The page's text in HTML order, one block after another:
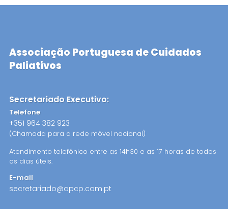
Associação Portuguesa de Cuidados
Paliativos
Secretariado Executivo:
Telefone
+351 964 382 923
(Chamada para a rede móvel nacional)
Atendimento telefónico entre as 14h30 e as 17 horas de todos
os dias úteis.
E-mail
secretariado@apcp.com.pt